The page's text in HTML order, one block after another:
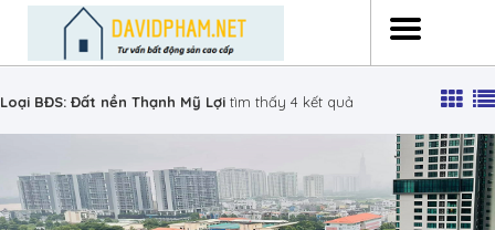
Loại BĐS: Đất nền Thạnh Mỹ Lợi tìm thấy 4 kết quả